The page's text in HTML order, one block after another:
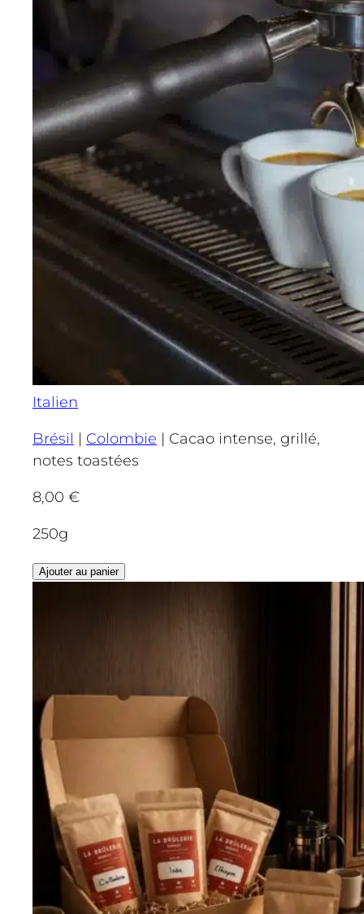
Italien
Brésil | Colombie | Cacao intense, grillé,
notes toastées
8,00 €
250g
Ajouter au panier